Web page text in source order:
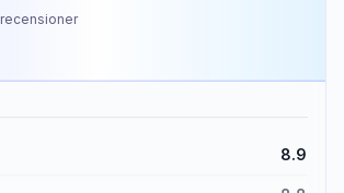
recensioner
8.9